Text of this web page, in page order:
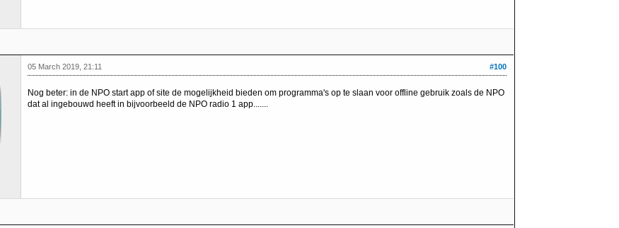
#100
05 March 2019, 21:11
Nog beter: in de NPO start app of site de mogelijkheid bieden om programma's op te slaan voor offline gebruik zoals de NPO
dat al ingebouwd heeft in bijvoorbeeld de NPO radio 1 app.......